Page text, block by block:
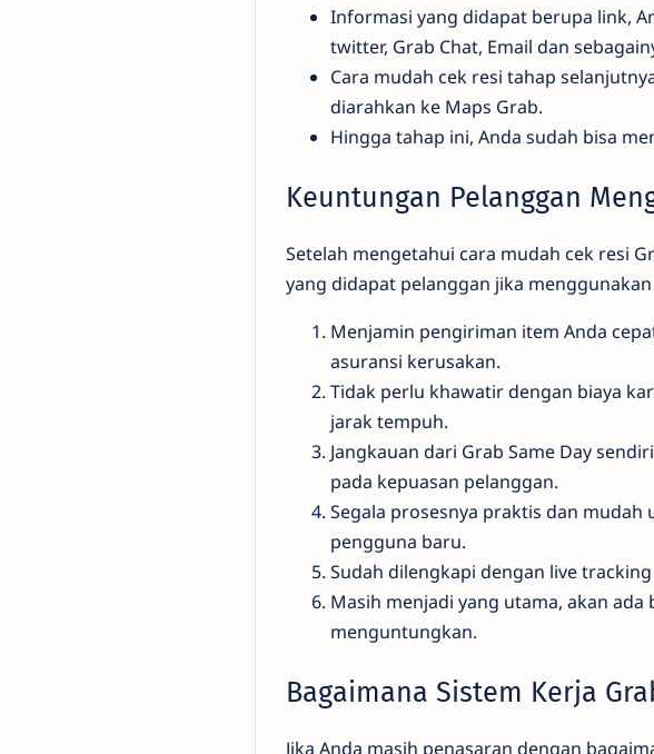
Informasi yang didapat berupa link,
twitter, Grab Chat, Email dan
Cara mudah cek resi tahap
diarahkan ke Maps Grab.
Hingga tahap ini, Anda sudah bisa
Keuntungan Pelanggan
Setelah mengetahui cara mudah cek resi
yang didapat pelanggan jika
Menjamin pengiriman item Anda
asuransi kerusakan.
Tidak perlu khawatir dengan biaya
jarak tempuh.
Jangkauan dari Grab Same Day
pada kepuasan pelanggan.
Segala prosesnya praktis dan
pengguna baru.
Sudah dilengkapi dengan live
Masih menjadi yang utama, akan
menguntungkan.
Bagaimana Sistem Kerja
Jika Anda masih penasaran dengan